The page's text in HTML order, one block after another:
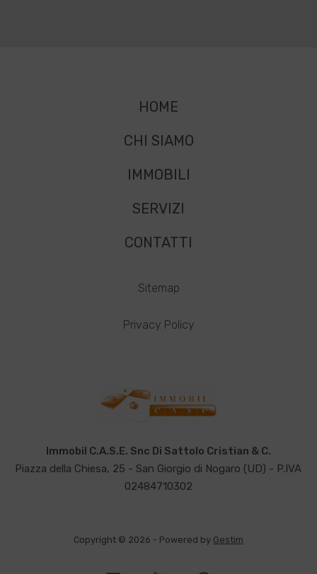
HOME
CHI SIAMO
IMMOBILI
SERVIZI
CONTATTI
Sitemap
Privacy Policy
Immobil C.A.S.E. Snc Di Sattolo Cristian & C.
Piazza della Chiesa, 25 - San Giorgio di Nogaro (UD) - P.IVA
02484710302
Copyright © 2026 - Powered by Gestim